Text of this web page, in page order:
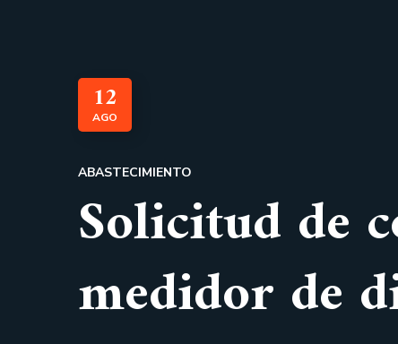
12
AGO
ABASTECIMIENTO
Solicitud de
medidor de